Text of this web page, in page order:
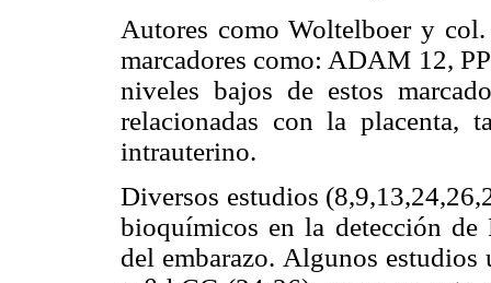
Autores como Woltelboer y
marcadores como: ADAM 12,
niveles bajos de estos
relacionadas con la placenta,
intrauterino.
Diversos estudios
bioquímicos en la detección de
del embarazo. Algunos